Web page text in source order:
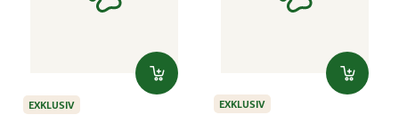
EXKLUSIV
EXKLUSIV